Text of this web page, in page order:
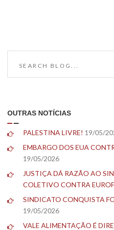
OUTRAS NOTÍCIAS
PALESTINA LIVRE! 19/05/
EMBARGO DOS EUA
19/05/2026
JUSTIÇA DÁ RAZÃO AO
COLETIVO CONTRA
SINDICATO CONQUISTA
19/05/2026
VALE ALIMENTAÇÃO É